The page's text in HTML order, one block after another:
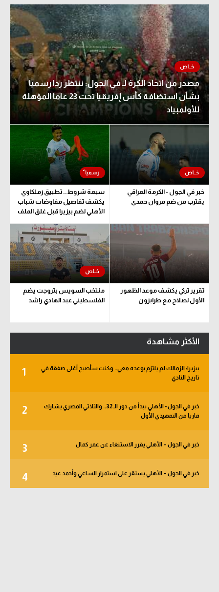
مصدر من اتحاد الكرة لـ في الجول: ننتظر ردا رسميا
بشأن استضافة كأس إفريقيا تحت 23 عاما المؤهلة
للأولمبياد
خبر في الجول - الكرمة العراقي
يقترب من ضم مروان حمدي
سبعة شروط.. تطبيق زملكاوي
يكشف تفاصيل مفاوضات شباب
الأهلي لضم بيزيرا قبل غلق الملف
تقرير تركي يكشف موعد الظهور
الأول لصلاح مع طرابزون
منتخب السويس بتروجت يضم
الفلسطيني عبد الهادي راشد
الأكثر مشاهدة
1
بيزيرا: الزمالك لم يلتزم بوعده معي.. وكنت سأصبح أغلى صفقة في
تاريخ النادي
2
خبر في الجول - الأهلي يبدأ من دور الـ 32.. والثلاثي المصري يشارك
قاريا من التمهيدي الأول
3 خبر في الجول – الأهلي يقرر الاستنغاء عن عمر كمال
4 خبر في الجول – الأهلي يستقر على استمرار الساعي وأحمد عيد